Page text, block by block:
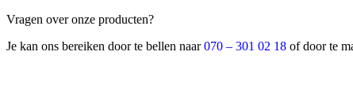
Vragen over onze producten?
Je kan ons bereiken door te bellen naar070 – 301 02 18 of door te